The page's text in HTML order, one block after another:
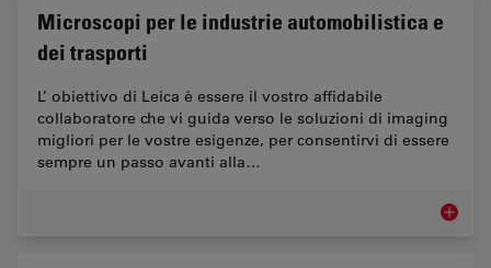
Microscopi per le industrie automobilistica e
dei trasporti
L’ obiettivo di Leica è essere il vostro affidabile
collaboratore che vi guida verso le soluzioni di imaging
migliori per le vostre esigenze, per consentirvi di essere
sempre un passo avanti alla…